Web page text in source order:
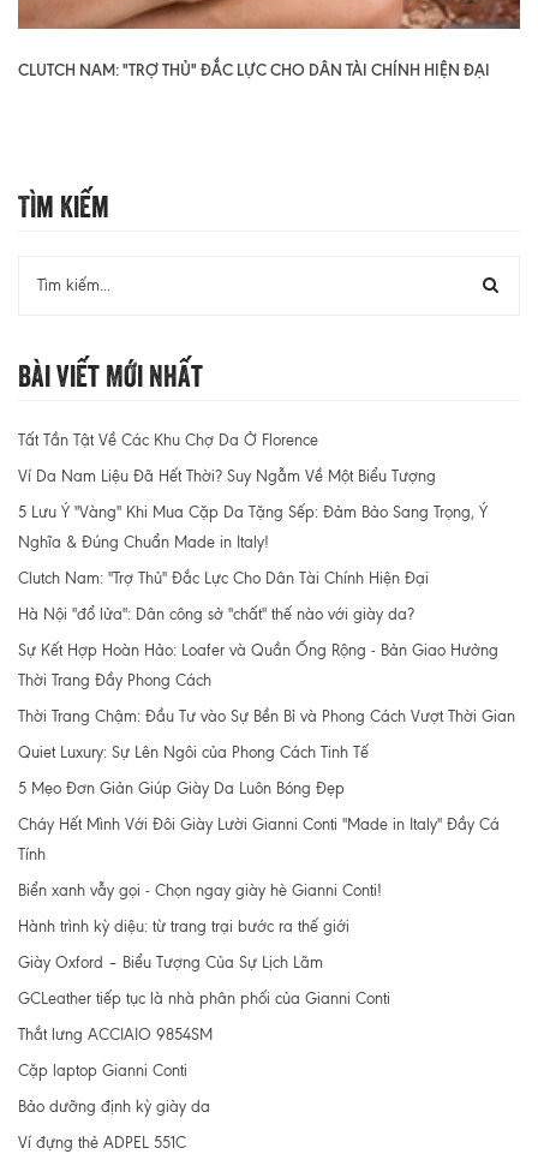
CLUTCH NAM: "TRỢ THỦ" ĐẮC LỰC CHO DÂN TÀI CHÍNH HIỆN ĐẠI
Tìm Kiếm
Bài Viết Mới Nhất
Tất Tần Tật Về Các Khu Chợ Da Ở Florence
Ví Da Nam Liệu Đã Hết Thời? Suy Ngẫm Về Một Biểu Tượng
5 Lưu Ý "Vàng" Khi Mua Cặp Da Tặng Sếp: Đảm Bảo Sang Trọng, Ý
Nghĩa & Đúng Chuẩn Made in Italy!
Clutch Nam: "Trợ Thủ" Đắc Lực Cho Dân Tài Chính Hiện Đại
Hà Nội "đổ lửa": Dân công sở "chất" thế nào với giày da?
Sự Kết Hợp Hoàn Hảo: Loafer và Quần Ống Rộng - Bản Giao Hưởng
Thời Trang Đầy Phong Cách
Thời Trang Chậm: Đầu Tư vào Sự Bền Bỉ và Phong Cách Vượt Thời Gian
Quiet Luxury: Sự Lên Ngôi của Phong Cách Tinh Tế
5 Mẹo Đơn Giản Giúp Giày Da Luôn Bóng Đẹp
Cháy Hết Mình Với Đôi Giày Lười Gianni Conti "Made in Italy" Đầy Cá
Tính
Biển xanh vẫy gọi - Chọn ngay giày hè Gianni Conti!
Hành trình kỳ diệu: từ trang trại bước ra thế giới
Giày Oxford – Biểu Tượng Của Sự Lịch Lãm
GCLeather tiếp tục là nhà phân phối của Gianni Conti
Thắt lưng ACCIAIO 9854SM
Cặp laptop Gianni Conti
Bảo dưỡng định kỳ giày da
Ví đựng thẻ ADPEL 551C